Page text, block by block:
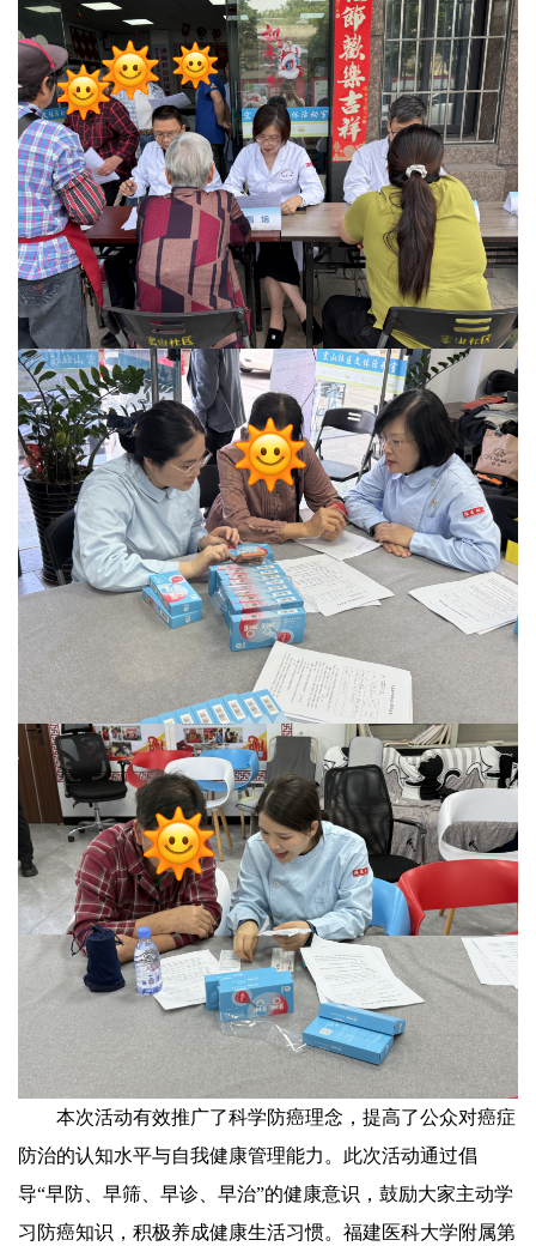
本次活动有效推广了科学防癌理念，提高了公众对癌症
防治的认知水平与自我健康管理能力。此次活动通过倡
导“早防、早筛、早诊、早治”的健康意识，鼓励大家主动学
习防癌知识，积极养成健康生活习惯。福建医科大学附属第